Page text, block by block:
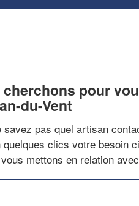
cherchons pour
du-Vent
savez pas quel artisan
quelques clics votre besoin
mettons en relation